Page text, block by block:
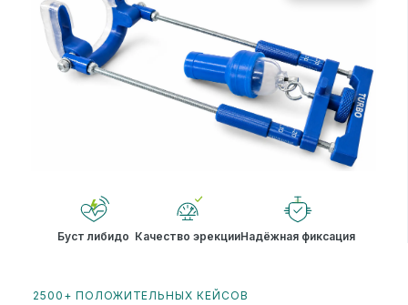
Буст либидо Качество эрекцииНадёжная фиксация
2500+ ПОЛОЖИТЕЛЬНЫХ КЕЙСОВ